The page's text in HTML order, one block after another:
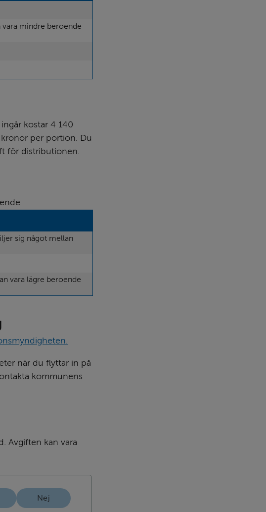
mindre beroende
kostar 4 140
per portion. Du
för distributionen.
sig något mellan
vara lägre beroende
när du flyttar in på
kommunens
Avgiften kan vara
Nej